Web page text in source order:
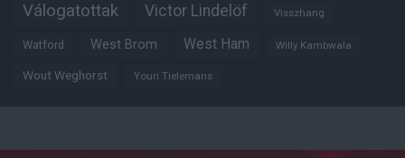
Válogatottak Victor Lindelöf Visszhang
Watford West Brom West Ham Willy Kambwala
Wout Weghorst Youri Tielemans